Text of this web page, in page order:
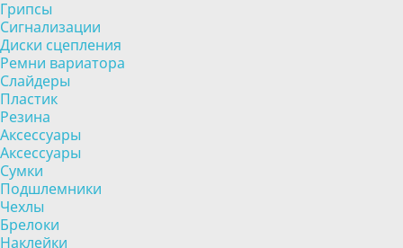
Грипсы
Сигнализации
Диски сцепления
Ремни вариатора
Слайдеры
Пластик
Резина
Аксессуары
Аксессуары
Сумки
Подшлемники
Чехлы
Брелоки
Наклейки